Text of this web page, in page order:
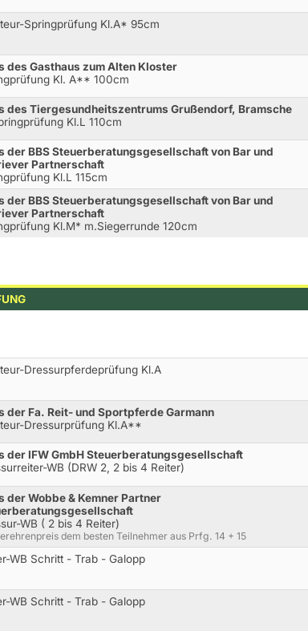
Springprüfung Kl.A* 95cm
des Gasthaus zum Alten Kloster
Kl. A** 100cm
des Tiergesundheitszentrums Grußendorf, Bramsche
Kl.L 110cm
der BBS Steuerberatungsgesellschaft von Bar und
Partnerschaft
Kl.L 115cm
der BBS Steuerberatungsgesellschaft von Bar und
Partnerschaft
Kl.M* m.Siegerrunde 120cm
Dressurpferdeprüfung Kl.A
der Fa. Reit- und Sportpferde Garmann
Dressurprüfung Kl.A**
der IFW GmbH Steuerberatungsgesellschaft
WB (DRW 2, 2 bis 4 Reiter)
der Wobbe & Kemner Partner
WB ( 2 bis 4 Reiter)
dem besten Teilnehmer aus Prfg. 14 + 15
WB Schritt - Trab - Galopp
WB Schritt - Trab - Galopp